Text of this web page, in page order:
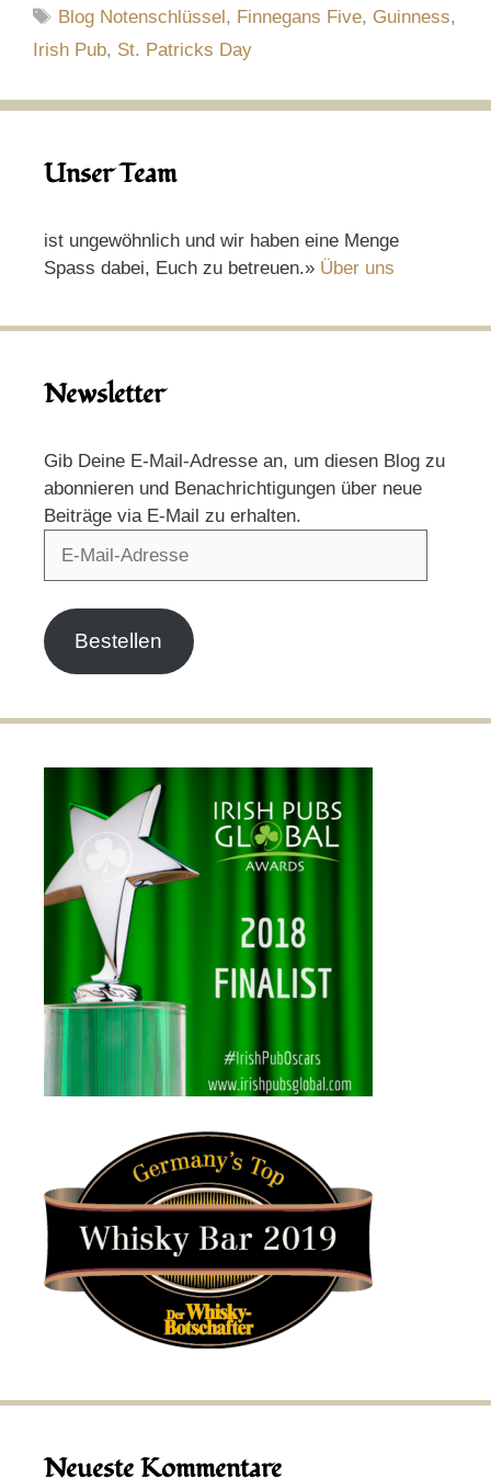
Schlagwörter
Blog Notenschlüssel, Finnegans Five, Guinness,
Irish Pub, St. Patricks Day
Unser Team
ist ungewöhnlich und wir haben eine Menge
Spass dabei, Euch zu betreuen.» Über uns
Newsletter
Gib Deine E-Mail-Adresse an, um diesen Blog zu
abonnieren und Benachrichtigungen über neue
Beiträge via E-Mail zu erhalten.
Bestellen
Neueste Kommentare